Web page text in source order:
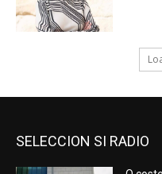
SELECCION SI RADIO